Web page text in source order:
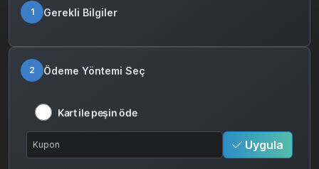
1 Gerekli Bilgiler
2 Ödeme Yöntemi Seç
Kart ile peşin öde
Uygula